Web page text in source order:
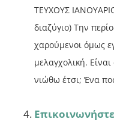
ΤΕΥΧΟΥΣ
διαζύγιο) Την
χαρούμενοι όμως
μελαγχολική.
νιώθω έτσι; Ένα